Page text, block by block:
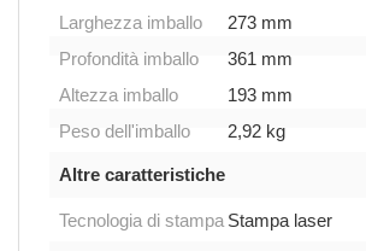
Larghezza imballo
273 mm
Profondità imballo
361 mm
Altezza imballo
193 mm
Peso dell'imballo
2,92 kg
Altre caratteristiche
Tecnologia di stampa Stampa laser